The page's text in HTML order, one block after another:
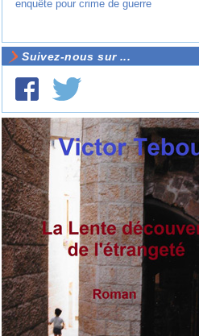
enquête pour crime de guerre
Suivez-nous sur ...